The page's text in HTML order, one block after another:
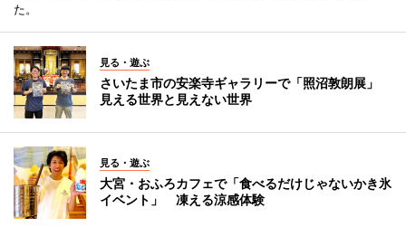
た。
見る・遊ぶ
さいたま市の安楽寺ギャラリーで「照沼敦朗展」
見える世界と見えない世界
見る・遊ぶ
大宮・おふろカフェで「食べるだけじゃないかき氷
イベント」 凍える涼感体験